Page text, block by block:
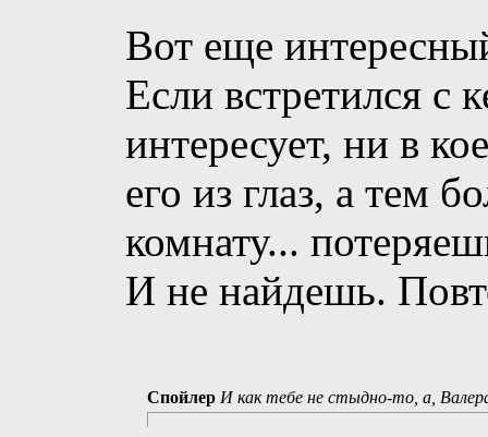
Вот еще
Если встретился с
интересует, ни в
его из глаз, а тем
комнату...
И не найдешь.
Спойлер И как тебе не стыдно-то, а,